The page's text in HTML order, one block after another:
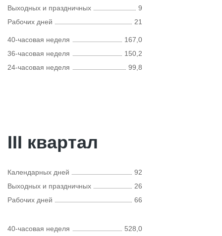
Выходных и праздничных
9
Рабочих дней
21
40-часовая неделя
167,0
36-часовая неделя
150,2
24-часовая неделя
99,8
III квартал
Календарных дней
92
Выходных и праздничных
26
Рабочих дней
66
40-часовая неделя 528,0